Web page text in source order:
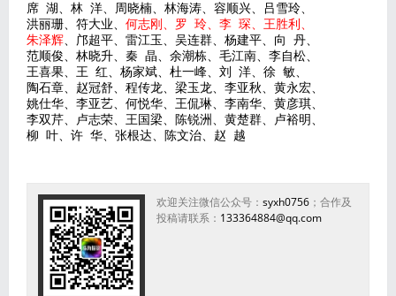
席 湖、林 洋、周晓楠、林海涛、容顺兴、吕雪玲、
洪丽珊、符大业、 何志刚、罗 玲、李 琛、王胜利、
朱泽辉、邝超平、雷江玉、吴连群、杨建平、向 丹、
范顺俊、林晓升、秦 晶、余潮栋、毛江南、李自松、
王喜果、王 红、杨家斌、杜一峰、刘 洋、徐 敏、
陶石章、赵冠舒、程传龙、梁玉龙、李亚秋、黄永宏、
姚仕华、李亚艺、何悦华、王侃琳、李南华、黄彦琪、
李双芹、卢志荣、王国梁、陈锐洲、黄楚群、卢裕明、
柳 叶、许 华、张根达、陈文治、赵 越
欢迎关注微信公众号： syxh0756；合作及
投稿请联系： 133364884@qq.com